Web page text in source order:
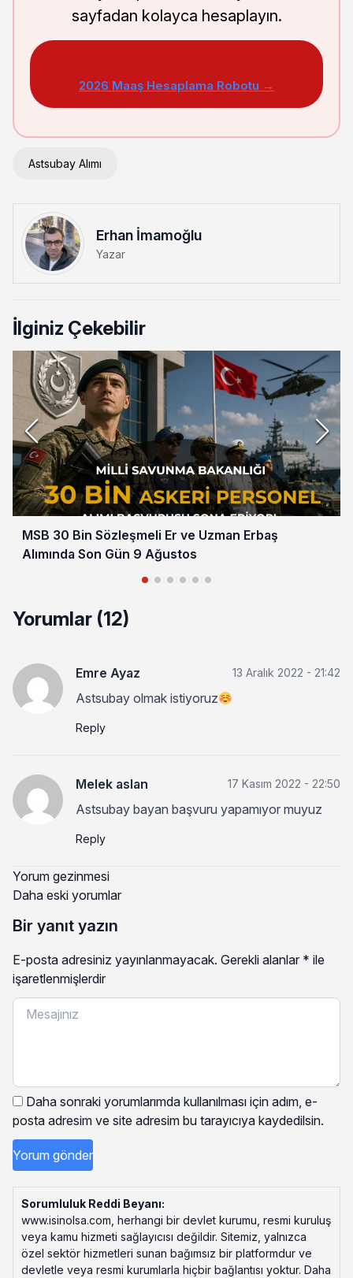
sayfadan kolayca hesaplayın.
2026 Maaş Hesaplama Robotu →
Astsubay Alımı
Erhan İmamoğlu
Yazar
İlginiz Çekebilir
MSB 30 Bin Sözleşmeli Er ve Uzman Erbaş
Alımında Son Gün 9 Ağustos
Yorumlar (12)
Emre Ayaz 13 Aralık 2022 - 21:42
Astsubay olmak istiyoruz
Reply
Melek aslan 17 Kasım 2022 - 22:50
Astsubay bayan başvuru yapamıyor muyuz
Reply
Yorum gezinmesi
Daha eski yorumlar
Bir yanıt yazın
E-posta adresiniz yayınlanmayacak. Gerekli alanlar * ile
işaretlenmişlerdir
Daha sonraki yorumlarımda kullanılması için adım, e-
posta adresim ve site adresim bu tarayıcıya kaydedilsin.
Sorumluluk Reddi Beyanı:
www.isinolsa.com, herhangi bir devlet kurumu, resmi kuruluş
veya kamu hizmeti sağlayıcısı değildir. Sitemiz, yalnızca
özel sektör hizmetleri sunan bağımsız bir platformdur ve
devletle veya resmi kurumlarla hiçbir bağlantısı yoktur. Daha